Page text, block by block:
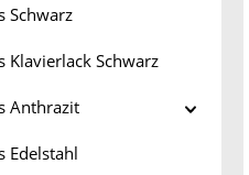
Schwarz
Klavierlack Schwarz
Anthrazit
Edelstahl